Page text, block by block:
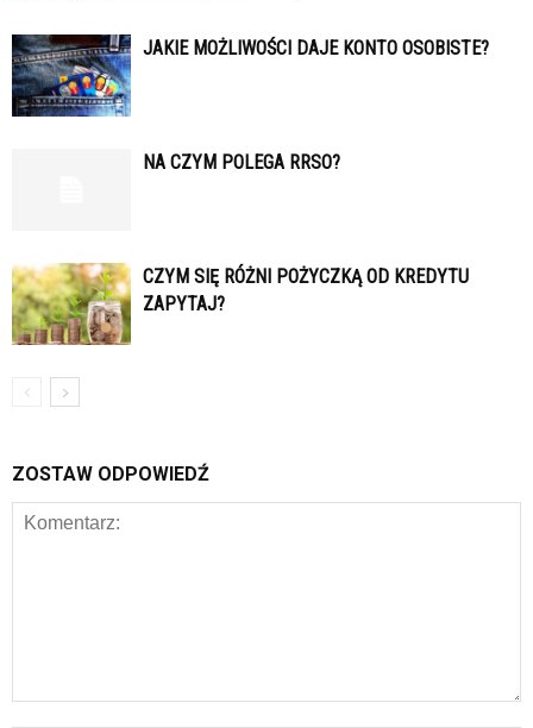
JAKIE MOŻLIWOŚCI DAJE KONTO OSOBISTE?
NA CZYM POLEGA RRSO?
CZYM SIĘ RÓŻNI POŻYCZKĄ OD KREDYTU
ZAPYTAJ?
ZOSTAW ODPOWIEDŹ